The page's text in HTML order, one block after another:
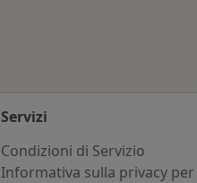
Servizi
Condizioni di Servizio
Informativa sulla privacy per